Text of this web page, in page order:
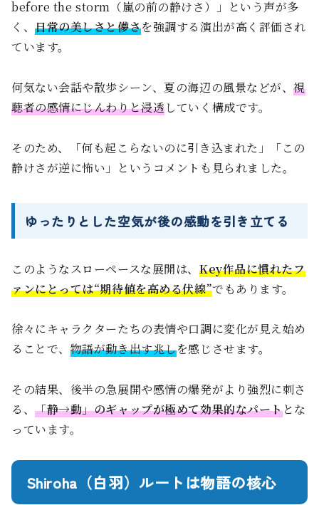
before the storm（嵐の前の静けさ）」という声が多
く、日常の美しさと儚さを強調する演出が高く評価され
ています。
何気ない会話や散歩シーン、夏の海辺の風景などが、視
聴者の感情にじんわりと浸透していく構成です。
そのため、「何も起こらないのに引き込まれた」「この
静けさが逆に怖い」というコメントも見られました。
ゆったりとした空気が後の感動を引き立てる
このようなスローペースな展開は、 Key作品に慣れたフ
ァンにとっては“期待値を高める伏線”でもあります。
徐々にキャラクターたちの表情や口調に変化が見え始め
ることで、 物語が動き出す兆しを感じさせます。
その結果、後半の急展開や感情の爆発がより強烈に刺さ
る、「静→動」のギャップが極めて効果的なパートとな
っています。
Shiroha（白羽）ルートは物語の核心